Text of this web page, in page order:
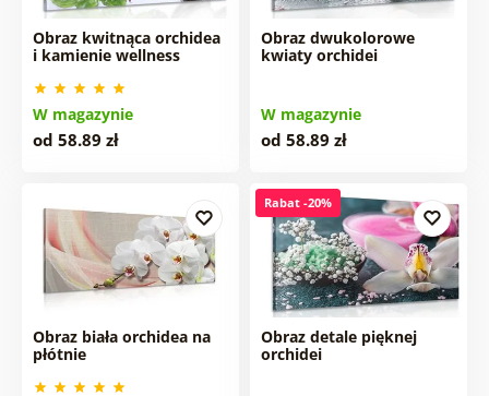
Obraz kwitnąca orchidea
i kamienie wellness
W magazynie
od 58.89 zł
Obraz dwukolorowe
kwiaty orchidei
W magazynie
od 58.89 zł
Obraz biała orchidea na
płótnie
Rabat -20%
Obraz detale pięknej
orchidei